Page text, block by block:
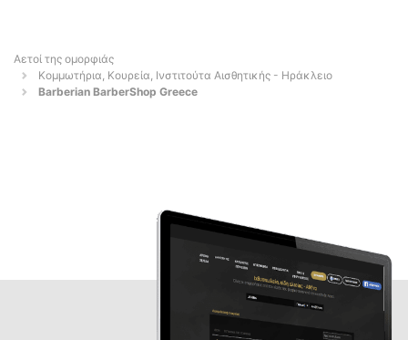
Αετοί της ομορφιάς
Κομμωτήρια, Κουρεία, Ινστιτούτα Αισθητικής - Ηράκλειο
Barberian BarberShop Greece